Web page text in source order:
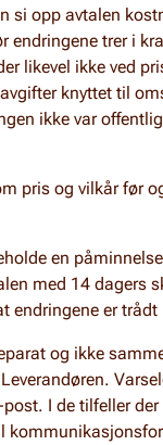
si opp avtalen
endringene trer i
likevel ikke ved
knyttet til
ikke var
pris og vilkår før
en
med 14 dagers
endringene er trådt
og ikke
I de tilfeller